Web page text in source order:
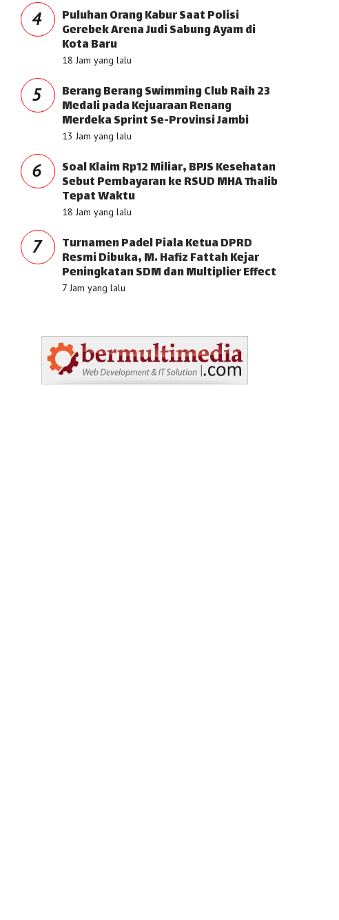
4 Puluhan Orang Kabur Saat Polisi
Gerebek Arena Judi Sabung Ayam di
Kota Baru
18 Jam yang lalu
5 Berang Berang Swimming Club Raih 23
Medali pada Kejuaraan Renang
Merdeka Sprint Se-Provinsi Jambi
13 Jam yang lalu
6 Soal Klaim Rp12 Miliar, BPJS Kesehatan
Sebut Pembayaran ke RSUD MHA Thalib
Tepat Waktu
18 Jam yang lalu
7 Turnamen Padel Piala Ketua DPRD
Resmi Dibuka, M. Hafiz Fattah Kejar
Peningkatan SDM dan Multiplier Effect
7 Jam yang lalu